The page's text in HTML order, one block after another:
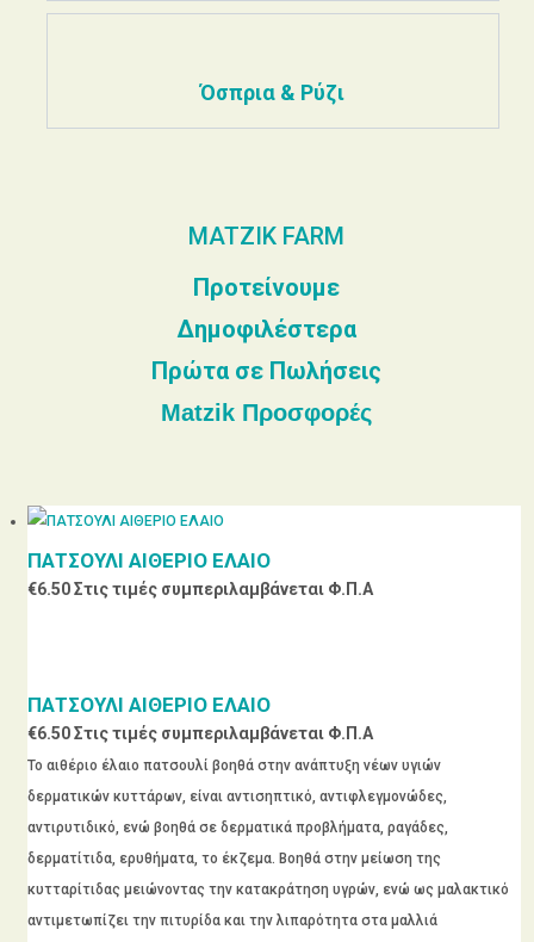
Όσπρια & Ρύζι
MATZIK FARM
Προτείνουμε
Δημοφιλέστερα
Πρώτα σε Πωλήσεις
Matzik Προσφορές
ΠΑΤΣΟΥΛΙ ΑΙΘΕΡΙΟ ΕΛΑΙΟ
€6.50 Στις τιμές συμπεριλαμβάνεται Φ.Π.Α
ΠΑΤΣΟΥΛΙ ΑΙΘΕΡΙΟ ΕΛΑΙΟ
€6.50 Στις τιμές συμπεριλαμβάνεται Φ.Π.Α
Το αιθέριο έλαιο πατσουλί βοηθά στην ανάπτυξη νέων υγιών
δερματικών κυττάρων, είναι αντισηπτικό, αντιφλεγμονώδες,
αντιρυτιδικό, ενώ βοηθά σε δερματικά προβλήματα, ραγάδες,
δερματίτιδα, ερυθήματα, το έκζεμα. Βοηθά στην μείωση της
κυτταρίτιδας μειώνοντας την κατακράτηση υγρών, ενώ ως μαλακτικό
αντιμετωπίζει την πιτυρίδα και την λιπαρότητα στα μαλλιά